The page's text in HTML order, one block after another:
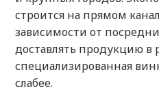
строится на прямом
зависимости от
доставлять продукцию в
специализированная
слабее.